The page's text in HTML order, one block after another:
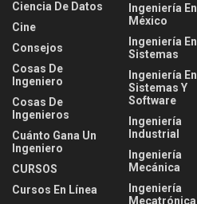
Ciencia De Datos
Cine
Consejos
Cosas De
Ingeniero
Cosas De
Ingenieros
Cuánto Gana Un
Ingeniero
CURSOS
Cursos En Línea
Ingeniería En
México
Ingeniería En
Sistemas
Ingeniería En
Sistemas Y
Software
Ingeniería
Industrial
Ingeniería
Mecánica
Ingeniería
Mecatrónica